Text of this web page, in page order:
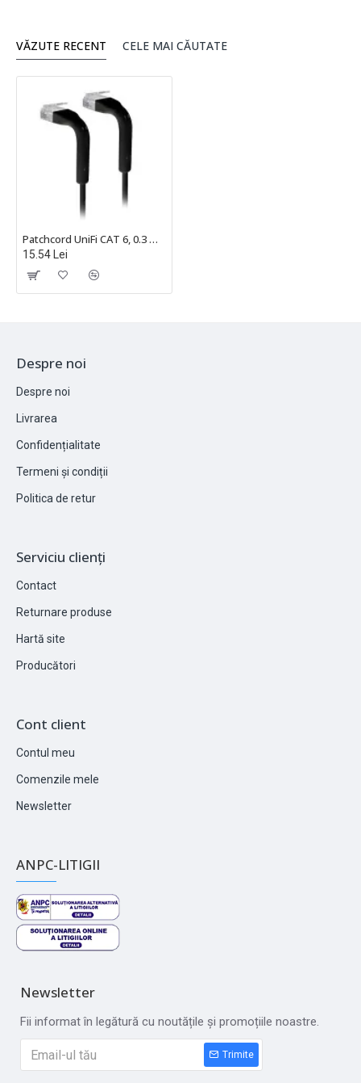
VĂZUTE RECENT CELE MAI CĂUTATE
Patchcord UniFi CAT 6, 0.3 m, Negru, Ubiquiti - U-CABLE-PATCH-0.3M-RJ45-BK
15.54 Lei
Despre noi
Despre noi
Livrarea
Confidențialitate
Termeni și condiții
Politica de retur
Serviciu clienți
Contact
Returnare produse
Hartă site
Producători
Cont client
Contul meu
Comenzile mele
Newsletter
ANPC-LITIGII
Newsletter
Fii informat în legătură cu noutățile și promoțiile noastre.
Trimite